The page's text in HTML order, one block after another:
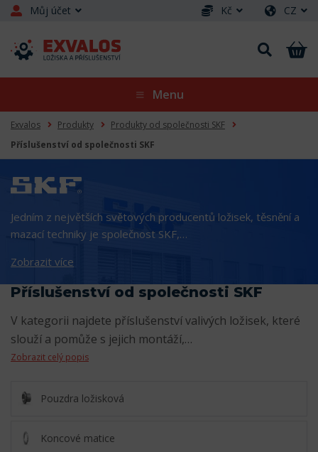
Můj účet Kč CZ
Menu
Exvalos Produkty
Produkty od společnosti SKF
Příslušenství od společnosti SKF
Jedním z největších světových producentů ložisek, těsnění a
mazací techniky je společnost SKF,…
Zobrazit více
Příslušenství od společnosti SKF
V kategorii najdete příslušenství valivých ložisek, které
slouží a pomůže s jejich montáží,…
Zobrazit celý popis
Pouzdra ložisková
Koncové matice